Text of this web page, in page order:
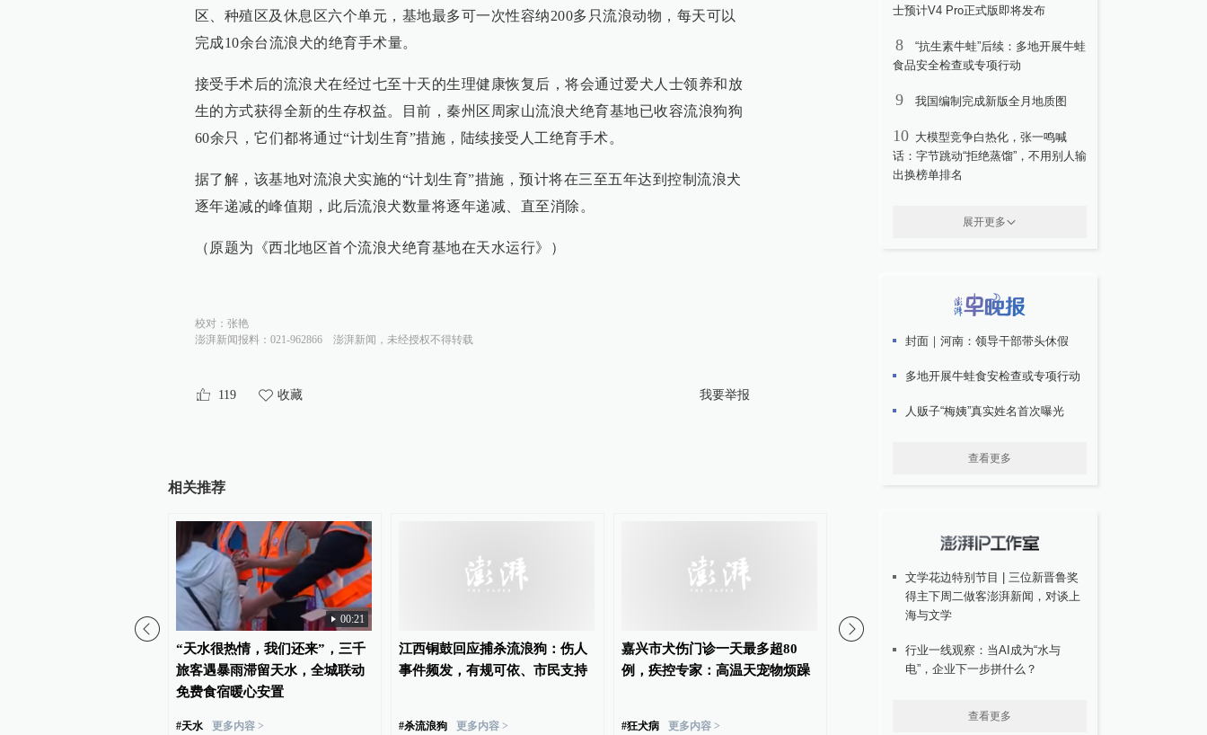
区、种殖区及休息区六个单元，基地最多可一次性容纳200多只流浪动物，每天可以
完成10余台流浪犬的绝育手术量。
接受手术后的流浪犬在经过七至十天的生理健康恢复后，将会通过爱犬人士领养和放
生的方式获得全新的生存权益。目前，秦州区周家山流浪犬绝育基地已收容流浪狗狗
60余只，它们都将通过“计划生育”措施，陆续接受人工绝育手术。
据了解，该基地对流浪犬实施的“计划生育”措施，预计将在三至五年达到控制流浪犬
逐年递减的峰值期，此后流浪犬数量将逐年递减、直至消除。
（原题为《西北地区首个流浪犬绝育基地在天水运行》）
校对： 张艳
澎湃新闻报料：021-962866
澎湃新闻，未经授权不得转载
119 收藏 我要举报
相关推荐
00:21
“天水很热情，我们还来”，三千
旅客遇暴雨滞留天水，全城联动
免费食宿暖心安置
#天水 更多内容 >
江西铜鼓回应捕杀流浪狗：伤人
事件频发，有规可依、市民支持
#杀流浪狗 更多内容 >
嘉兴市犬伤门诊一天最多超80
例，疾控专家：高温天宠物烦躁
#狂犬病 更多内容 >
限狗令实施效果打折扣，专家呼
吁国家统一规则规范养犬行为
士预计V4 Pro正式版即将发布
8
“抗生素牛蛙”后续：多地开展牛蛙
食品安全检查或专项行动
9 我国编制完成新版全月地质图
10 大模型竞争白热化，张一鸣喊
话：字节跳动“拒绝蒸馏”，不用别人输
出换榜单排名
展开更多
封面｜河南：领导干部带头休假
多地开展牛蛙食安检查或专项行动
人贩子“梅姨”真实姓名首次曝光
查看更多
文学花边特别节目 | 三位新晋鲁奖
得主下周二做客澎湃新闻，对谈上
海与文学
行业一线观察：当AI成为“水与
电”，企业下一步拼什么？
查看更多